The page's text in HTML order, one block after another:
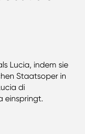
Lucia, indem sie
Staatsoper in
di
einspringt.